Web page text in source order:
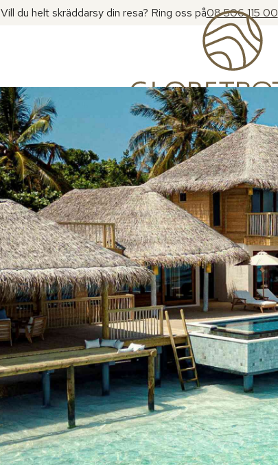
Vill du helt skräddarsy din resa? Ring oss på08 506 115 00